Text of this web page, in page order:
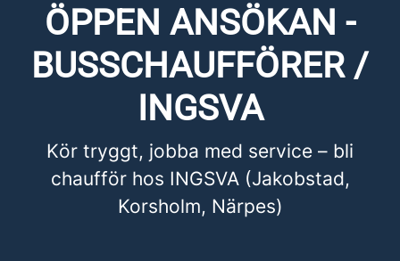
ÖPPEN ANSÖKAN -
BUSSCHAUFFÖRER /
INGSVA
Kör tryggt, jobba med service – bli
chaufför hos INGSVA (Jakobstad,
Korsholm, Närpes)